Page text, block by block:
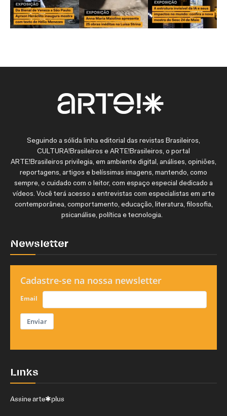
Seguindo a sólida linha editorial das revistas Brasileiros,
CULTURA!Brasileiros e ARTE!Brasileiros, o portal
ARTE!Brasileiros privilegia, em ambiente digital, análises, opiniões,
reportagens, artigos e belíssimas imagens, mantendo, como
sempre, o cuidado com o leitor, com espaço especial dedicado a
vídeos. Você terá acesso a entrevistas com especialistas em arte
contemporânea, comportamento, educação, literatura, filosofia,
psicanálise, política e tecnologia.
Newsletter
Cadastre-se na nossa newsletter
Email
Enviar
Links
Assine arte✱plus